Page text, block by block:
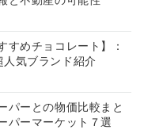
すめチョコレート】：
気ブランド紹介
パーとの物価比較まと
パーマーケット７選